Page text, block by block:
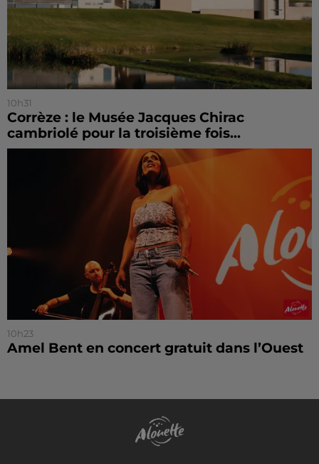
10h31
Corrèze : le Musée Jacques Chirac
cambriolé pour la troisième fois...
10h23
Amel Bent en concert gratuit dans l’Ouest